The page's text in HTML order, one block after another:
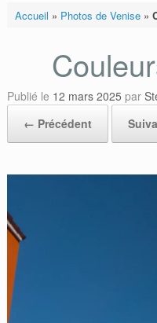
Accueil » Photos de Venise»
Publié le 12 mars 2025 par
← Précédent